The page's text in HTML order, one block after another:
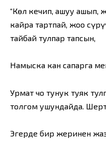
“Көл кечип, ашуу ашып,
кайра тартпай, жоо
тайбай тулпар тапсын,
Намыска кан сапарга
Урмат чоң тунук туяк
толгом ушундайда.
Эгерде бир жеринен